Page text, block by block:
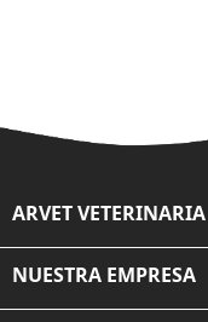
ARVET VETERINARIA
NUESTRA EMPRESA